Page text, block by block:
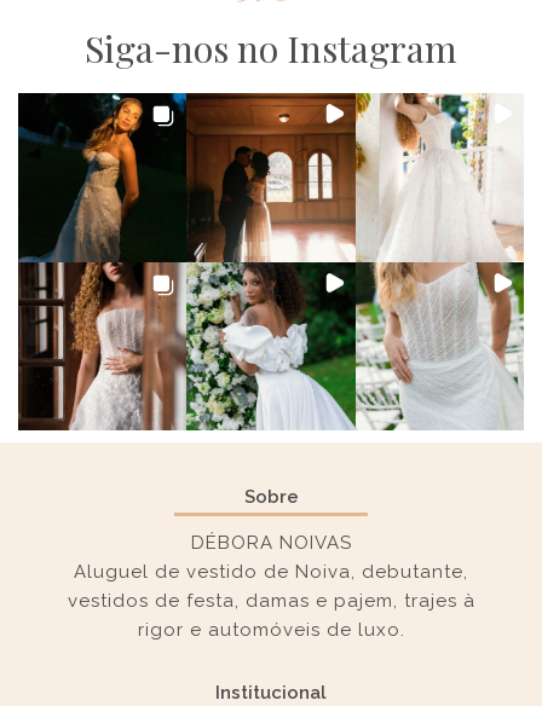
Siga-nos no Instagram
Sobre
DÉBORA NOIVAS
Aluguel de vestido de Noiva, debutante,
vestidos de festa, damas e pajem, trajes à
rigor e automóveis de luxo.
Institucional